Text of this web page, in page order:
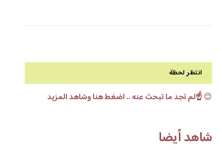
انتظر لحظة
😊☝️لم تجد ما تبحث عنه .. اضغط هنا وشاهد المزيد
شاهد أيضا